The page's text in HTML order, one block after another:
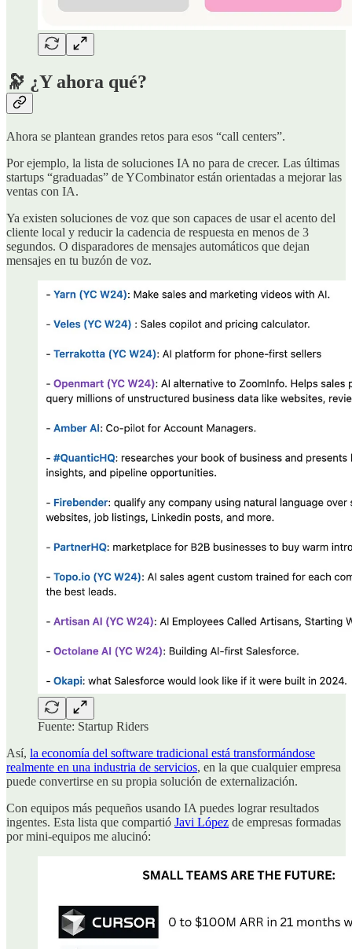
🔭 ¿Y ahora qué?
Ahora se plantean grandes retos para esos “call centers”.
Por ejemplo, la lista de soluciones IA no para de crecer. Las últimas
startups “graduadas” de YCombinator están orientadas a mejorar las
ventas con IA.
Ya existen soluciones de voz que son capaces de usar el acento del
cliente local y reducir la cadencia de respuesta en menos de 3
segundos. O disparadores de mensajes automáticos que dejan
mensajes en tu buzón de voz.
Fuente: Startup Riders
Así, la economía del software tradicional está transformándose
realmente en una industria de servicios, en la que cualquier empresa
puede convertirse en su propia solución de externalización.
Con equipos más pequeños usando IA puedes lograr resultados
ingentes. Esta lista que compartió Javi López de empresas formadas
por mini-equipos me alucinó: